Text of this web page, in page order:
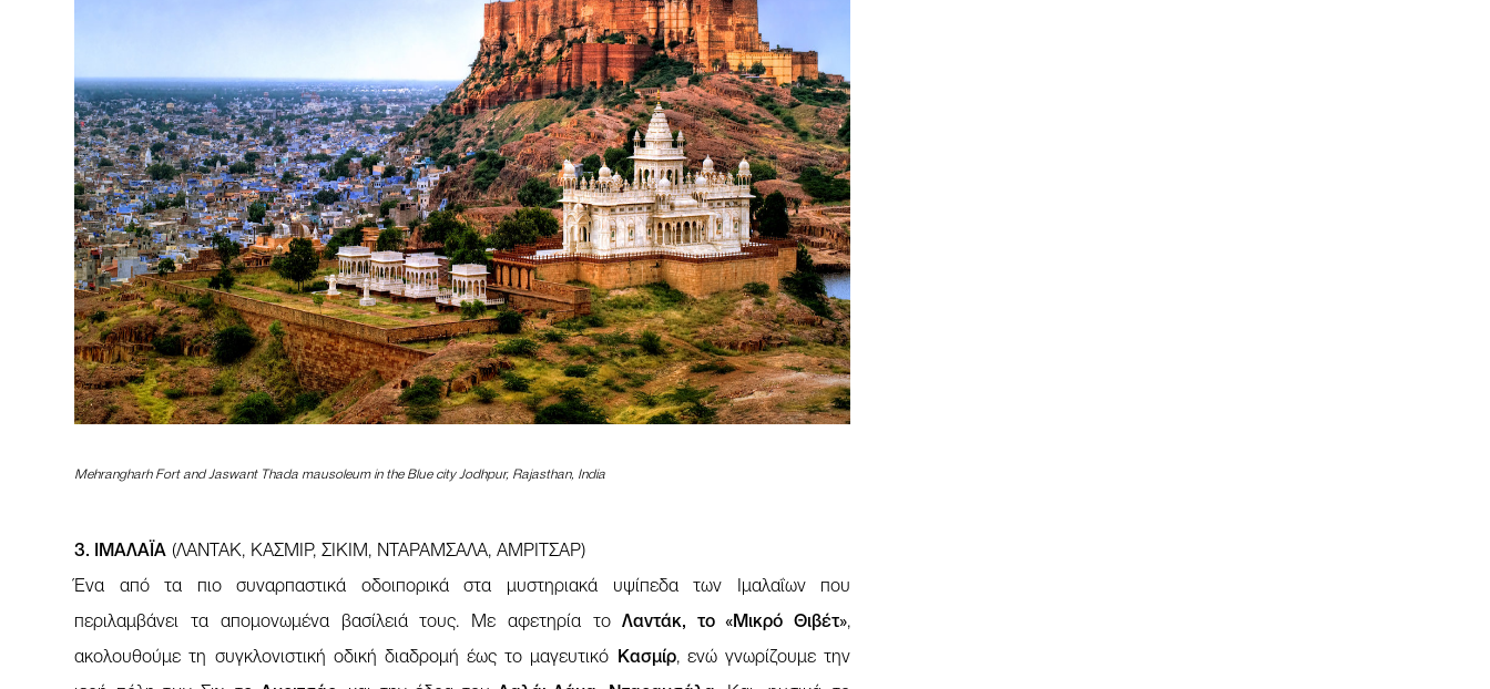
Mehrangharh Fort and Jaswant Thada mausoleum in the Blue city Jodhpur, Rajasthan, India
3. ΙΜΑΛAΪΑ (ΛΑΝΤΑΚ, ΚΑΣΜΙΡ, ΣΙΚΙΜ, ΝΤΑΡΑΜΣΑΛΑ, ΑΜΡΙΤΣΑΡ)
Ένα από τα πιο συναρπαστικά οδοιπορικά στα μυστηριακά υψίπεδα των Ιμαλαΐων που
περιλαμβάνει τα απομονωμένα βασίλειά τους. Με αφετηρία τοΛαντάκ, το «Μικρό Θιβέτ»,
ακολουθούμε τη συγκλονιστική οδική διαδρομή έως το μαγευτικό Κασμίρ, ενώ γνωρίζουμε την